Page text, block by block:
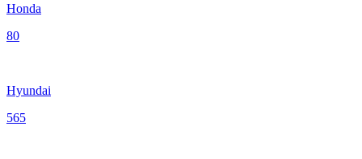
Honda
80
Hyundai
565